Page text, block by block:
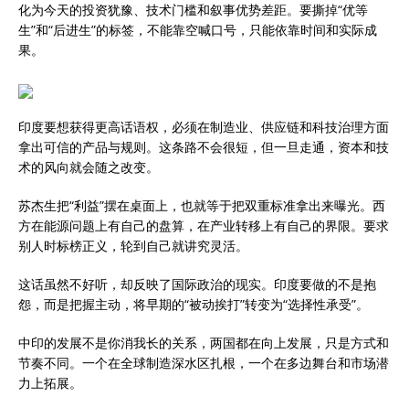
化为今天的投资犹豫、技术门槛和叙事优势差距。要撕掉“优等
生”和“后进生”的标签，不能靠空喊口号，只能依靠时间和实际成
果。
印度要想获得更高话语权，必须在制造业、供应链和科技治理方面
拿出可信的产品与规则。这条路不会很短，但一旦走通，资本和技
术的风向就会随之改变。
苏杰生把“利益”摆在桌面上，也就等于把双重标准拿出来曝光。西
方在能源问题上有自己的盘算，在产业转移上有自己的界限。要求
别人时标榜正义，轮到自己就讲究灵活。
这话虽然不好听，却反映了国际政治的现实。印度要做的不是抱
怨，而是把握主动，将早期的“被动挨打”转变为“选择性承受”。
中印的发展不是你消我长的关系，两国都在向上发展，只是方式和
节奏不同。一个在全球制造深水区扎根，一个在多边舞台和市场潜
力上拓展。